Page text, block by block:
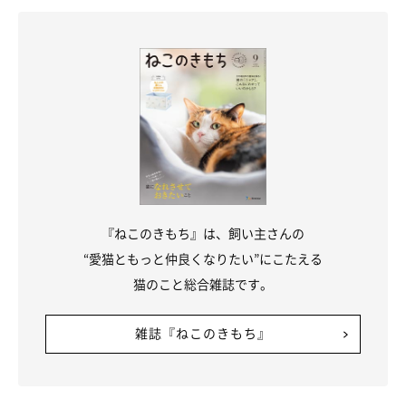
『ねこのきもち』は、飼い主さんの
“愛猫ともっと仲良くなりたい”にこたえる
猫のこと総合雑誌です。
雑誌『ねこのきもち』